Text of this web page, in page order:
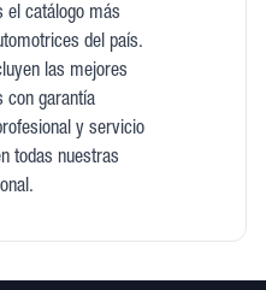
el catálogo más
del país.
las mejores
con garantía
y servicio
todas nuestras